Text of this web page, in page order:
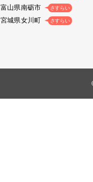
富山県南砺市 さすらい
宮城県女川町 さすらい